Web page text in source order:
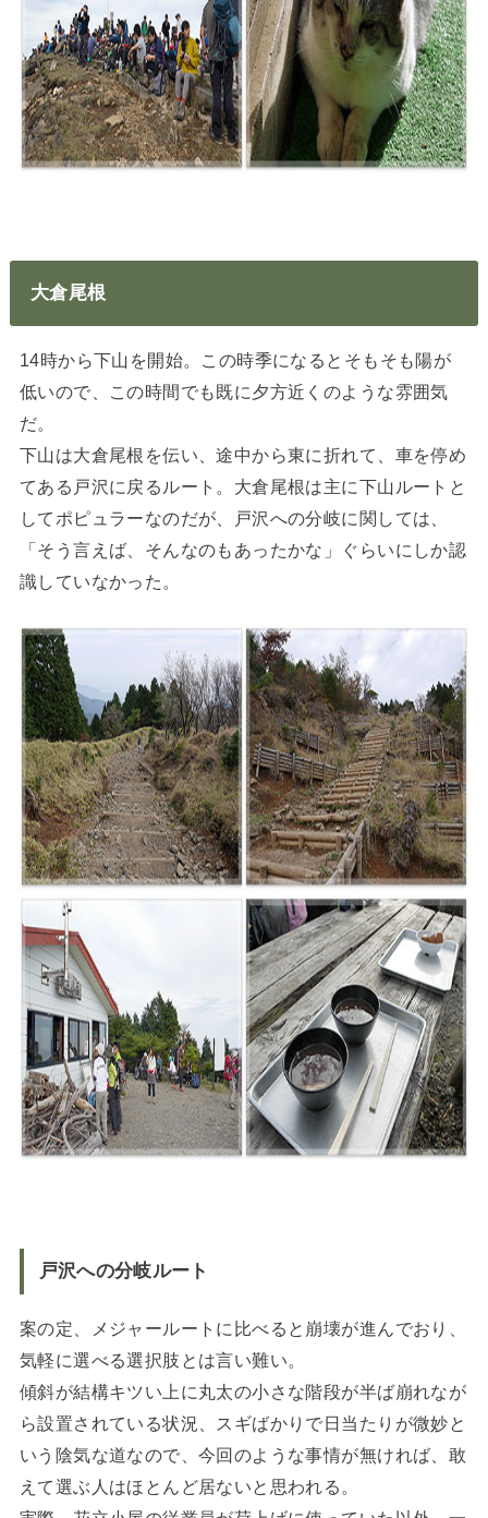
大倉尾根
14時から下山を開始。この時季になるとそもそも陽が
低いので、この時間でも既に夕方近くのような雰囲気
だ。
下山は大倉尾根を伝い、途中から東に折れて、車を停め
てある戸沢に戻るルート。大倉尾根は主に下山ルートと
してポピュラーなのだが、戸沢への分岐に関しては、
「そう言えば、そんなのもあったかな」ぐらいにしか認
識していなかった。
戸沢への分岐ルート
案の定、メジャールートに比べると崩壊が進んでおり、
気軽に選べる選択肢とは言い難い。
傾斜が結構キツい上に丸太の小さな階段が半ば崩れなが
ら設置されている状況、スギばかりで日当たりが微妙と
いう陰気な道なので、今回のような事情が無ければ、敢
えて選ぶ人はほとんど居ないと思われる。